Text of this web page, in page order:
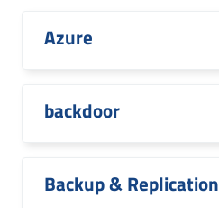
Azure
backdoor
Backup & Replication